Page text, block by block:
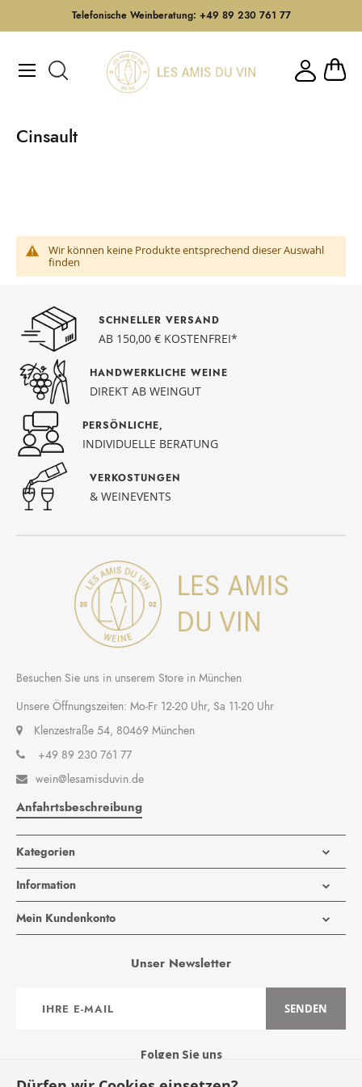
Telefonische Weinberatung: +49 89 230 761 77
Inhalt
Mein
Cinsault
Wir können keine Produkte entsprechend dieser Auswahl
finden
SCHNELLER VERSAND
AB 150,00 € KOSTENFREI*
HANDWERKLICHE WEINE
DIREKT AB WEINGUT
PERSÖNLICHE,
INDIVIDUELLE BERATUNG
VERKOSTUNGEN
& WEINEVENTS
Besuchen Sie uns in unserem Store in München
Unsere Öffnungszeiten: Mo-Fr 12-20 Uhr, Sa 11-20 Uhr
Klenzestraße 54, 80469 München
+49 89 230 761 77
 wein@lesamisduvin.de
Anfahrtsbeschreibung
Kategorien
Information
Mein Kundenkonto
Unser Newsletter
zum
SENDEN
Folgen Sie uns